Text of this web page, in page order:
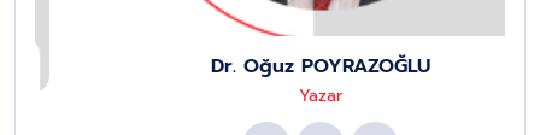
Dr. Oğuz POYRAZOĞLU